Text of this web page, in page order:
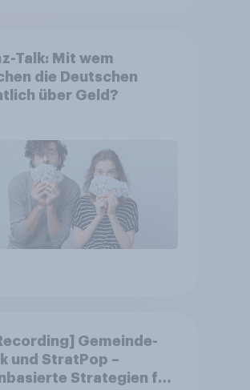
Talk: Mit wem
die Deutschen
über Geld?
Gemeinde-
und StratPop –
Strategien für